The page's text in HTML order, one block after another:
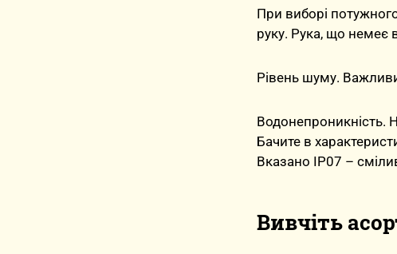
При виборі потужного
руку. Рука, що немеє
Рівень шуму.
Водонепроникність.
Бачите в
Вказано IP07 –
Вивчіть